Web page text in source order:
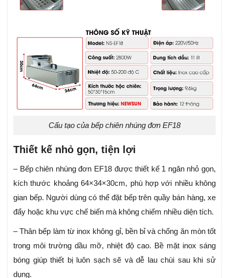
Cấu tạo của bếp chiên nhúng đơn EF18
Thiết kế nhỏ gọn, tiện lợi
– Bếp chiên nhúng đơn EF18 được thiết kế 1 ngăn nhỏ gọn,
kích thước khoảng 64×34×30cm, phù hợp với nhiều không
gian bếp. Người dùng có thể đặt bếp trên quầy bán hàng, xe
đẩy hoặc khu vực chế biến mà không chiếm nhiều diện tích.
– Thân bếp làm từ inox không gỉ, bền bỉ và chống ăn mòn tốt
trong môi trường dầu mỡ, nhiệt độ cao. Bề mặt inox sáng
bóng giúp thiết bị luôn sạch sẽ và dễ lau chùi sau khi sử
dụng.